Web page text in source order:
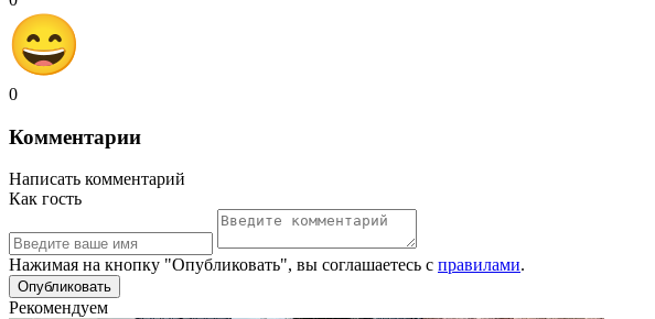
0
Комментарии
Написать комментарий
Как гость
Нажимая на кнопку "Опубликовать", вы соглашаетесь с правилами.
Рекомендуем